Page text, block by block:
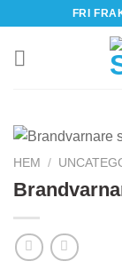
content
FRI
HEM /